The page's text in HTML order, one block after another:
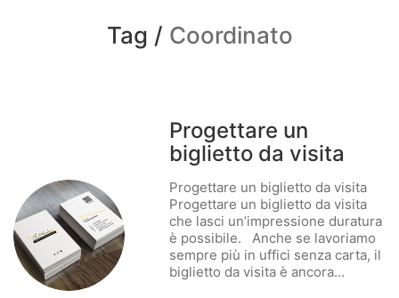
Tag / Coordinato
Progettare un
biglietto da visita
Progettare un biglietto da visita
Progettare un biglietto da visita
che lasci un’impressione duratura
è possibile. Anche se lavoriamo
sempre più in uffici senza carta, il
biglietto da visita è ancora…